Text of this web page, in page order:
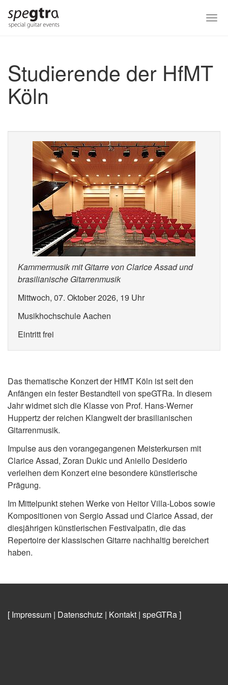
main
Studierende der HfMT
Köln
Kammermusik mit Gitarre von Clarice Assad und
brasilianische Gitarrenmusik
Mittwoch, 07. Oktober 2026, 19 Uhr
Musikhochschule Aachen
Eintritt frei
Das thematische Konzert der HfMT Köln ist seit den
Anfängen ein fester Bestandteil von speGTRa. In diesem
Jahr widmet sich die Klasse von Prof. Hans-Werner
Huppertz der reichen Klangwelt der brasilianischen
Gitarrenmusik.
Impulse aus den vorangegangenen Meisterkursen mit
Clarice Assad, Zoran Dukic und Aniello Desiderio
verleihen dem Konzert eine besondere künstlerische
Prägung.
Im Mittelpunkt stehen Werke von Heitor Villa-Lobos sowie
Kompositionen von Sergio Assad und Clarice Assad, der
diesjährigen künstlerischen Festivalpatin, die das
Repertoire der klassischen Gitarre nachhaltig bereichert
haben.
[ Impressum | Datenschutz | Kontakt | speGTRa]